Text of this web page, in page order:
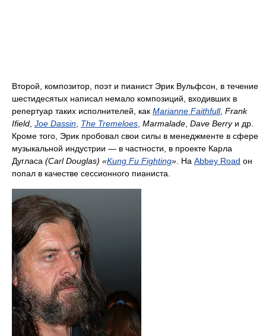
Второй, композитор, поэт и пианист Эрик Вульфсон, в течение
шестидесятых написал немало композиций, входивших в
репертуар таких исполнителей, как Marianne Faithfull, Frank
Ifield Joe Dassin The Tremeloes Marmalade Dave Berryи др.
Кроме того, Эрик пробовал свои силы в менеджменте в сфере
музыкальной индустрии — в частности, в проекте Карла
Дугласа (Carl Douglas) «Kung Fu Fighting» . На Abbey Road он
попал в качестве сессионного пианиста.